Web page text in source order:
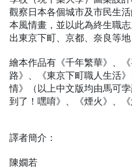
觀察日本各個城市及市民生
本風情畫，並以此為終生職
出東京下町、京都、奈良等
繪本作品有《千年繁華》、
路》、《東京下町職人生活
情》（以上中文版均由馬可
到了！嘿唷》、《煙火》、《
譯者簡介：
陳嫺若